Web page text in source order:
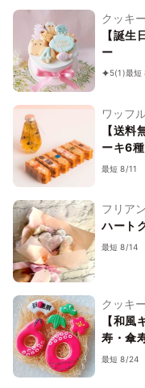
クッキ
【誕
ー
5(1)最短
ワッフ
【送
ーキ6
最短 8/11
フリア
ハート
最短 8/14
クッキ
【和
寿・傘
グクッ
最短 8/24